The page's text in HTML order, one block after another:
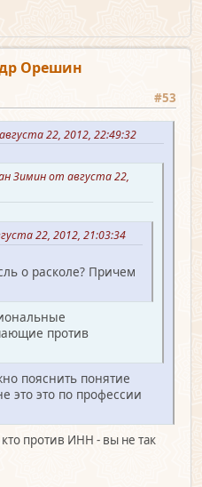
Орешин
#53
22, 2012, 22:49:32
Зимин от августа 22,
22, 2012, 21:03:34
о расколе? Причем
против
пояснить понятие
это это по профессии
против ИНН - вы не так